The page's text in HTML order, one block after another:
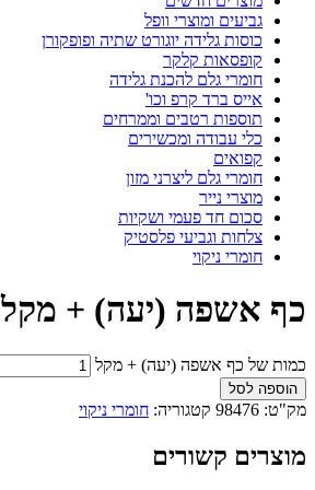
גביעים ומוצרי וופל
כוסות גלידה יוגורט שתיה ופופקורן
קופסאות קלקר
חומרי גלם להכנת גלידה
אייס ברד קרפ וכו'
תוספות רטבים וממרחים
כלי עבודה ומכשירים
קפואים
חומרי גלם ליצרני מזון
מוצרי נייר
סכום חד פעמי ושקיות
צלחות וגביעי פלסטיק
חומרי ניקוי
כף אשפה (יעה) + מקל
כמות של כף אשפה (יעה) + מקל
הוספה לסל
מק"ט: 98476 קטגוריה: חומרי ניקוי
מוצרים קשורים